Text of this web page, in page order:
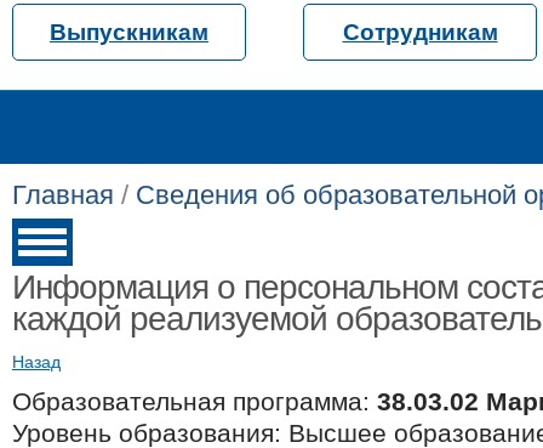
Выпускникам Сотрудникам
Главная / Сведения об образовательной
Информация о персональном
каждой реализуемой
Назад
Образовательная программа: 38.03.02
Уровень образования: Высшее